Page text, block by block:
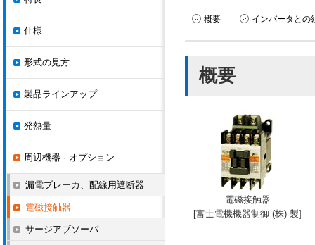
概要 インバータとの
概要
電磁接触器
[富士電機機器制御 (株) 製]
仕様
形式の見方
製品ラインアップ
発熱量
周辺機器 · オプション
漏電ブレーカ、配線用遮断器
電磁接触器
サージアブソーバ